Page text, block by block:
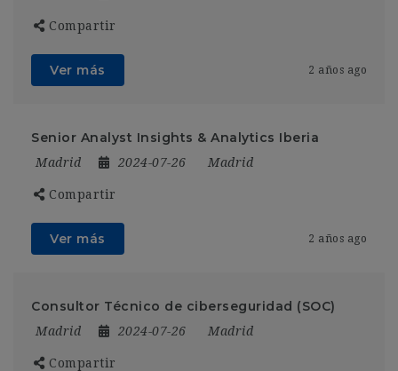
Compartir
Ver más 2 años ago
Senior Analyst Insights & Analytics Iberia
Madrid 2024-07-26 Madrid
Compartir
Ver más 2 años ago
Consultor Técnico de ciberseguridad (SOC)
Madrid 2024-07-26 Madrid
Compartir